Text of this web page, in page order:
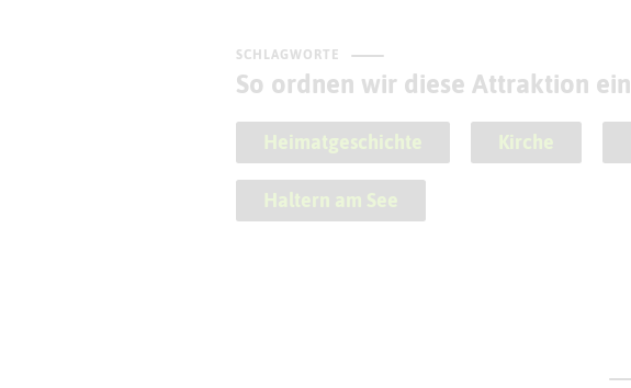
SCHLAGWORTE
So ordnen wir diese Attraktion ein
Heimatgeschichte Kirche
Haltern am See